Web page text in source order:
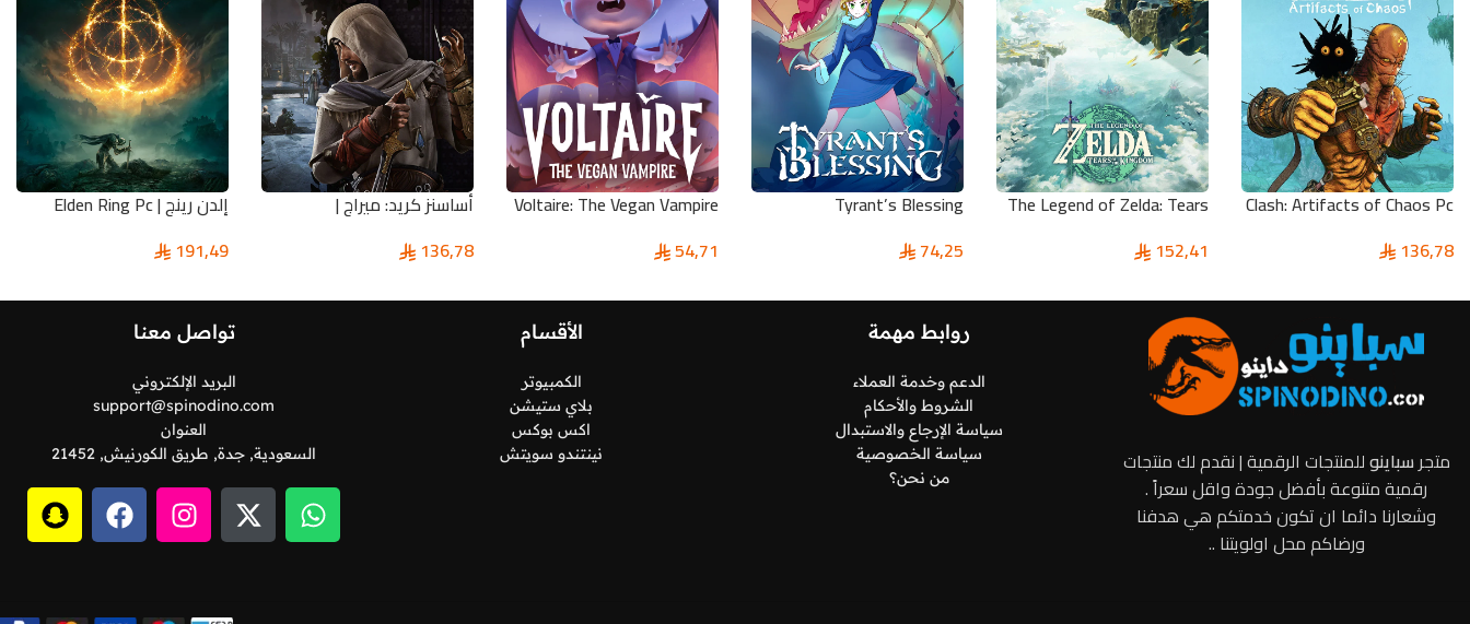
Clash: Artifacts of Chaos Pc
136,78
The Legend of Zelda: Tears
152,41
Tyrant’s Blessing
74,25
Voltaire: The Vegan Vampire
54,71
أساسنز كريد: ميراج |
136,78
إلدن رينج | Elden Ring Pc
191,49
متجرسباينوللمنتجات الرقمية | نقدم لك منتجات
رقمية متنوعة بأفضل جودة واقل سعراً .
وشعارنا دائما ان تكون خدمتكم هي هدفنا
ورضاكم محل اولويتنا ..
روابط مهمة
الدعم وخدمة العملاء
الشروط والأحكام
سياسة الإرجاع والاستبدال
سياسة الخصوصية
من نحن؟
الأقسام
الكمبيوتر
بلاي ستيشن
اكس بوكس
نينتندو سويتش
تواصل معنا
البريد الإلكتروني
support@spinodino.com
العنوان
السعودية, جدة, طريق الكورنيش, 21452